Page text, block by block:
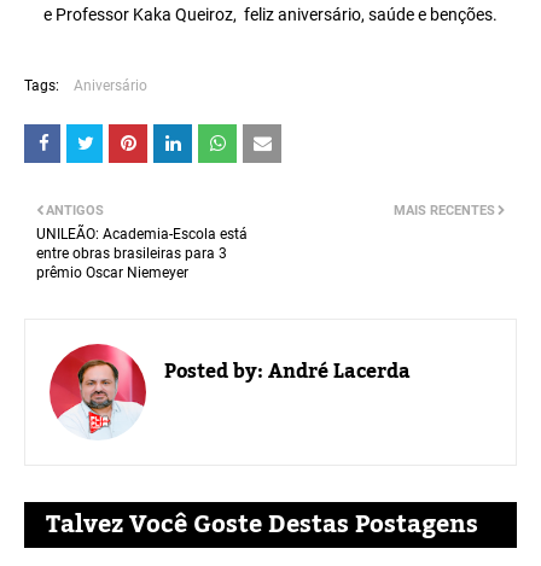
e Professor Kaka Queiroz, feliz aniversário, saúde e benções.
Tags: Aniversário
MAIS RECENTES
ANTIGOS
UNILEÃO: Academia-Escola está
entre obras brasileiras para 3
prêmio Oscar Niemeyer
Posted by:André Lacerda
Talvez Você Goste Destas Postagens